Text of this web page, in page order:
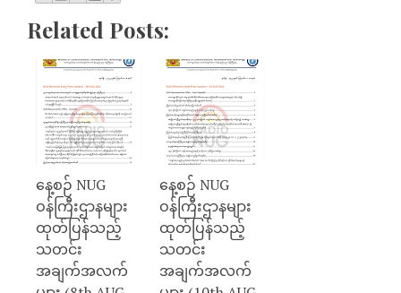
Related Posts:
နေ့စဉ် NUG
ဝန်ကြီးဌာနများ
ထုတ်ပြန်သည့်
သတင်း
အချက်အလက်
နေ့စဉ် NUG
ဝန်ကြီးဌာနများ
ထုတ်ပြန်သည့်
သတင်း
အချက်အလက်